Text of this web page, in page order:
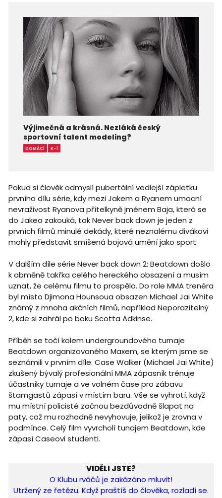
Výjimečná a krásná. Nezláká český
sportovní talent modeling?
DOMÁCÍ K-1
Pokud si člověk odmyslí pubertální vedlejší zápletku
prvního dílu série, kdy mezi Jakem a Ryanem umocní
nevraživost Ryanova přítelkyně jménem Baja, která se
do Jakea zakouká, tak Never back down je jeden z
prvních filmů minulé dekády, které neznalému divákovi
mohly představit smíšená bojová umění jako sport.
V dalším díle série Never back down 2: Beatdown došlo
k obměně takřka celého hereckého obsazení a musím
uznat, že celému filmu to prospělo. Do role MMA trenéra
byl místo Djimona Hounsoua obsazen Michael Jai White
známý z mnoha akčních filmů, například Neporazitelný
2, kde si zahrál po boku Scotta Adkinse.
Příběh se točí kolem undergroundového turnaje
Beatdown organizovaného Maxem, se kterým jsme se
seznámili v prvním díle. Case Walker (Michael Jai White)
zkušený bývalý profesionální MMA zápasník trénuje
účastníky turnaje a ve volném čase pro zábavu
štamgastů zápasí v místím baru. Vše se vyhrotí, když
mu místní policisté začnou bezdůvodně šlapat na
paty, což mu rozhodně nevyhovuje, jelikož je zrovna v
podmínce. Celý film vyvrcholí tunajem Beatdown, kde
zápasí Caseovi studenti.
VIDĚLI JSTE?
O Klubu rváčů je zakázáno mluvit!
Utržený ze řetězu. Když praštíš do člověka, rozladí se.